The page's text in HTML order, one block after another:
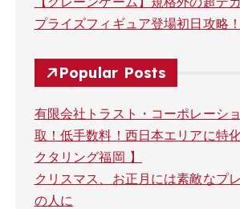
プライズフィギュア登場初日攻略！
Popular Posts
有限会社トラスト・コーポレーシ
取！低手数料！西日本エリアに特
クタリング福岡 】
クリスマス、お正月には素敵なプ
の人に